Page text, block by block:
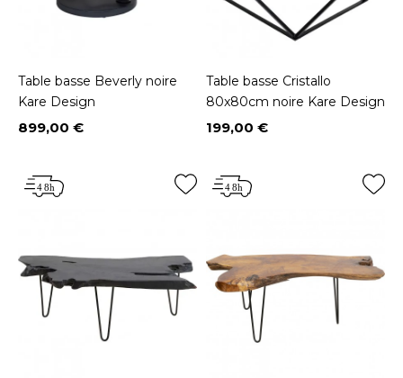
Table basse Beverly noire
Kare Design
Prix
899,00 €
Table basse Cristallo
80x80cm noire Kare Design
Prix
199,00 €